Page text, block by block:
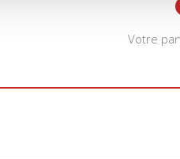
Votre